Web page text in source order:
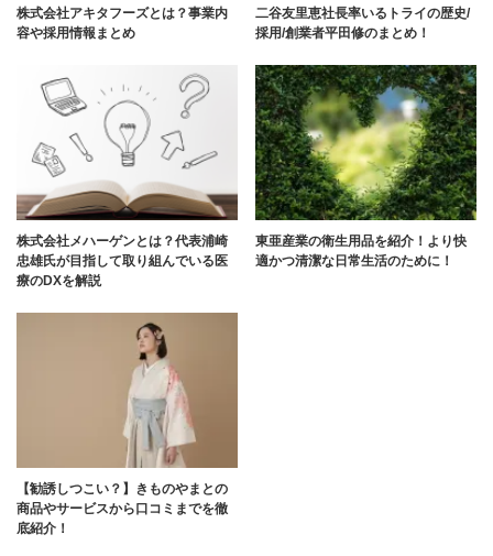
株式会社アキタフーズとは？事業内
容や採用情報まとめ
二谷友里恵社長率いるトライの歴史/
採用/創業者平田修のまとめ！
株式会社メハーゲンとは？代表浦崎
忠雄氏が目指して取り組んでいる医
療のDXを解説
東亜産業の衛生用品を紹介！より快
適かつ清潔な日常生活のために！
【勧誘しつこい？】きものやまとの
商品やサービスから口コミまでを徹
底紹介！